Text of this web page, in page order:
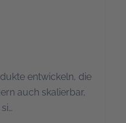
entwickeln, die
auch skalierbar,